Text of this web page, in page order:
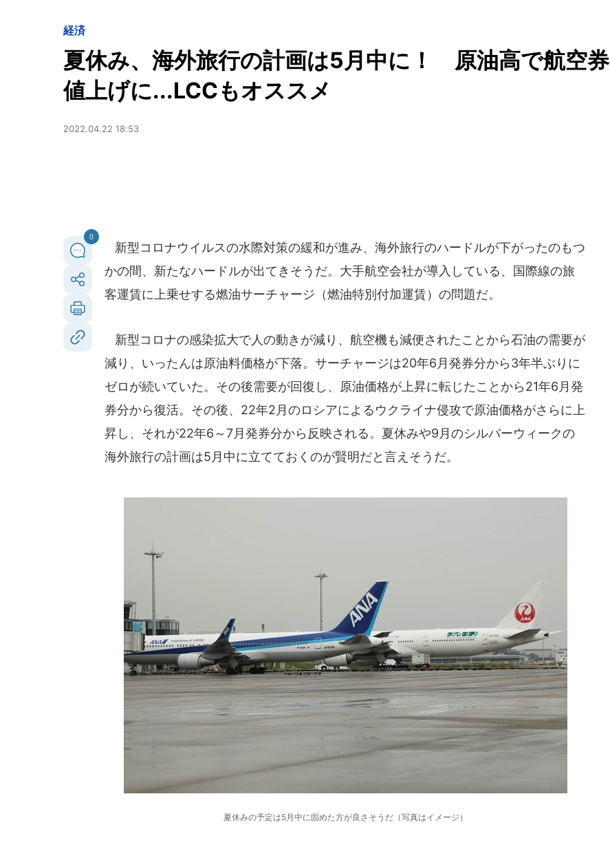
経済
夏休み、海外旅行の計画は5月中に！ 原油高で航空券
値上げに...LCCもオススメ
2022.04.22 18:53
0
新型コロナウイルスの水際対策の緩和が進み、海外旅行のハードルが下がったのもつ
かの間、新たなハードルが出てきそうだ。大手航空会社が導入している、国際線の旅
客運賃に上乗せする燃油サーチャージ（燃油特別付加運賃）の問題だ。
新型コロナの感染拡大で人の動きが減り、航空機も減便されたことから石油の需要が
減り、いったんは原油料価格が下落。サーチャージは20年6月発券分から3年半ぶりに
ゼロが続いていた。その後需要が回復し、原油価格が上昇に転じたことから21年6月発
券分から復活。その後、22年2月のロシアによるウクライナ侵攻で原油価格がさらに上
昇し、それが22年6～7月発券分から反映される。夏休みや9月のシルバーウィークの
海外旅行の計画は5月中に立てておくのが賢明だと言えそうだ。
夏休みの予定は5月中に固めた方が良さそうだ（写真はイメージ）